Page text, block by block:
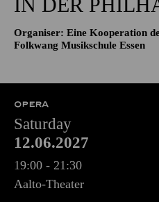
Organiser: Eine Kooperation
Folkwang Musikschule Essen
OPERA
Saturday
12.06.2027
19:00 - 21:30
Aalto-Theater